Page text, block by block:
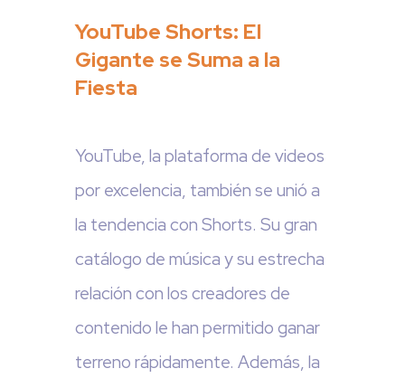
YouTube Shorts: El
Gigante se Suma a la
Fiesta
YouTube, la plataforma de videos
por excelencia, también se unió a
la tendencia con Shorts. Su gran
catálogo de música y su estrecha
relación con los creadores de
contenido le han permitido ganar
terreno rápidamente. Además, la